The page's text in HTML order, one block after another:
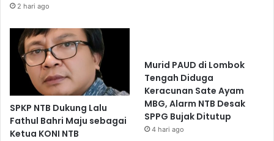
2 hari ago
SPKP NTB Dukung Lalu
Fathul Bahri Maju sebagai
Ketua KONI NTB
Murid PAUD di Lombok
Tengah Diduga
Keracunan Sate Ayam
MBG, Alarm NTB Desak
SPPG Bujak Ditutup
4 hari ago